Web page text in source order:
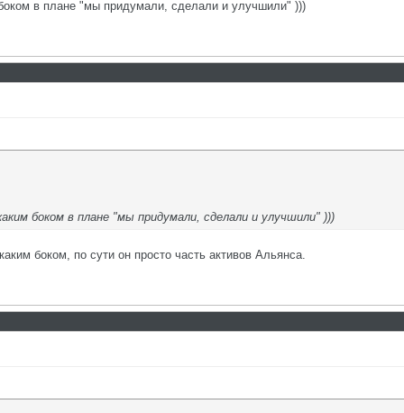
в плане "мы придумали, сделали и улучшили" )))
боком в плане "мы придумали, сделали и улучшили" )))
боком, по сути он просто часть активов Альянса.